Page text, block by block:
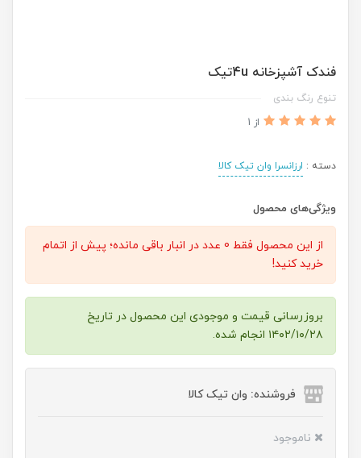
فندک آشپزخانه 4uتیک
تنوع رنگ بندی
از 1
دسته : ارزانسرا وان تیک کالا
ویژگی‌های محصول
از این محصول فقط 0 عدد در انبار باقی مانده؛ پیش از اتمام
خرید کنید!
بروزرسانی قیمت و موجودی این محصول در تاریخ
۱۴۰۲/۱۰/۲۸ انجام شده.
فروشنده: وان تیک کالا
ناموجود